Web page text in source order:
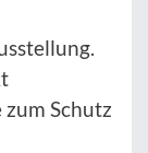
Schutz